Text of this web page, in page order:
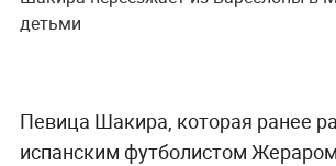
детьми
Певица Шакира, которая ранее
испанским футболистом